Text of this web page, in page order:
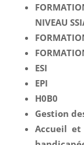
NIVEAU
ESI
EPI
H0B0
Gestion
Accueil et